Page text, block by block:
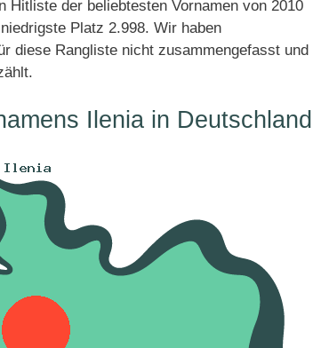
Hitliste der beliebtesten Vornamen von 2010
Platz 2.998. Wir haben
diese Rangliste nicht zusammengefasst und
Ilenia in Deutschland